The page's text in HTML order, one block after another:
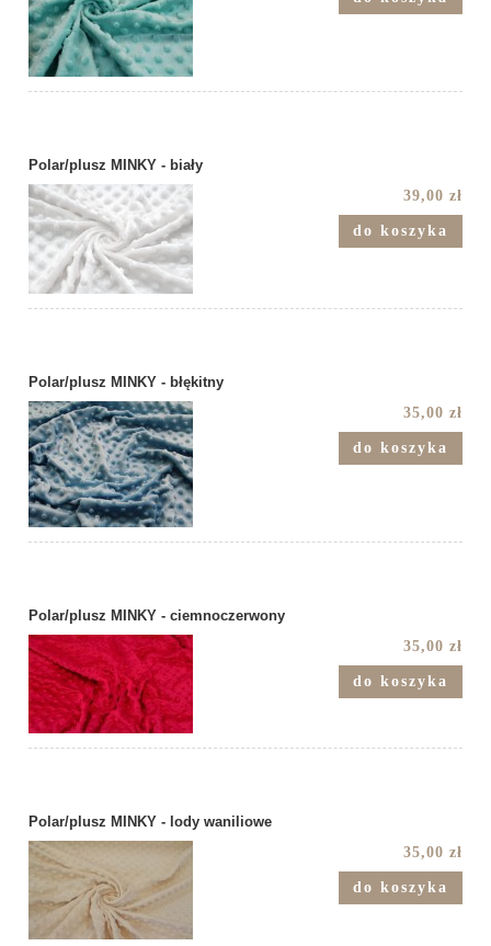
Polar/plusz MINKY - biały
39,00 zł
do koszyka
Polar/plusz MINKY - błękitny
35,00 zł
do koszyka
Polar/plusz MINKY - ciemnoczerwony
35,00 zł
do koszyka
Polar/plusz MINKY - lody waniliowe
35,00 zł
do koszyka